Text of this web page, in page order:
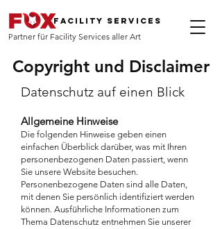
FACILITY SERVICES
Partner für Facility Services aller Art
Copyright und Disclaimer
Datenschutz auf einen Blick
Allgemeine Hinweise
Die folgenden Hinweise geben einen
einfachen Überblick darüber, was mit Ihren
personenbezogenen Daten passiert, wenn
Sie unsere Website besuchen.
Personenbezogene Daten sind alle Daten,
mit denen Sie persönlich identifiziert werden
können. Ausführliche Informationen zum
Thema Datenschutz entnehmen Sie unserer